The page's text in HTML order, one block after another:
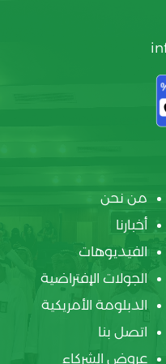
من نحن
أخبارنا
الفيديوهات
الجولات الإفتراضية
الدبلومة الأمريكية
اتصل بنا
عروض الشركاء